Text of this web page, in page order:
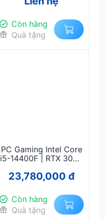
650W – Chiến Game,
Đồ Họa, Livestream
Mượt
Còn hàng
Quà tặng
PC Gaming Intel Core
i5-14400F | RTX 3060
Main B760 | SSD
512GB | Nguồn 750W
23,780,000 đ
Còn hàng
Quà tặng